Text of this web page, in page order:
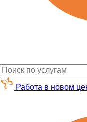
Работа в новом